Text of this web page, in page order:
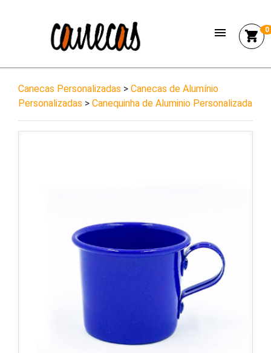
menu 0
shopping_cart
Canecas Personalizadas > Canecas de Alumínio
Personalizadas > Canequinha de Aluminio Personalizada